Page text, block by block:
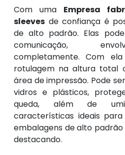
Com uma Empresa
sleeves de confiança é
de alto padrão. Elas
comunicação,
completamente. Com
rotulagem na altura total
área de impressão. Pode
vidros e plásticos,
queda, além de
características ideais
embalagens de alto
destacando.